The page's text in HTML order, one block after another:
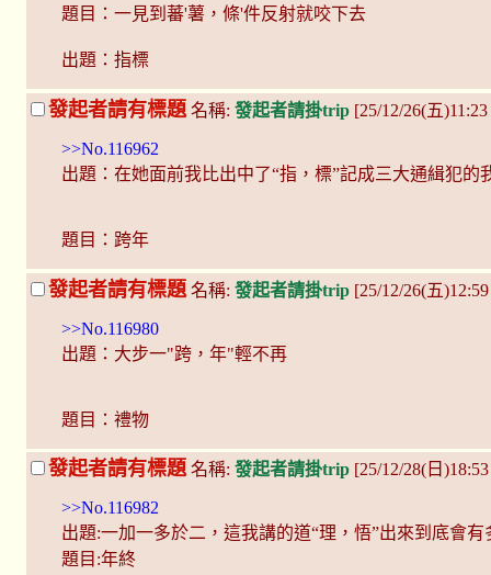
題目：一見到蕃'薯，條'件反射就咬下去
出題：指標
發起者請有標題 名稱: 發起者請掛trip [25/12/26(五
>>No.116962
出題：在她面前我比出中了“指，標”記成三大通緝犯的
題目：跨年
發起者請有標題 名稱: 發起者請掛trip [25/12/26(五
>>No.116980
出題：大步一"跨，年"輕不再
題目：禮物
發起者請有標題 名稱: 發起者請掛trip [25/12/28(日
>>No.116982
出題:一加一多於二，這我講的道“理，悟”出來到底會有
題目:年終